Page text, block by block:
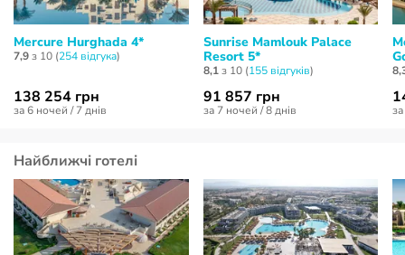
Mercure Hurghada 4*
7,9з 10 (254 відгукa)
138 254 грн
за 6 ночей / 7 днів
Sunrise Mamlouk Palace
Resort 5*
8,1з 10 (155 відгуків)
91 857 грн
за 7 ночей / 8 днів
Найближчі готелі